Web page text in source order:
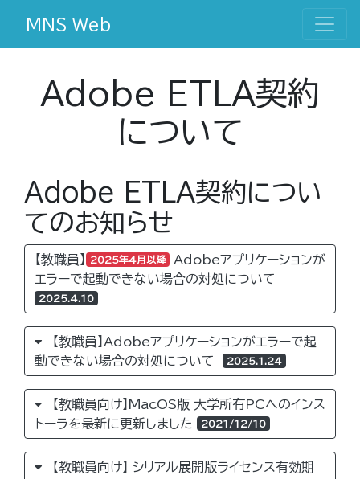
MNS Web
Adobe ETLA契約
について
Adobe ETLA契約につい
てのお知らせ
【教職員】 2025年4月以降
Adobeアプリケーションが
エラーで起動できない場合の対処について
2025.4.10
【教職員】Adobeアプリケーションがエラーで起
動できない場合の対処について
2025.1.24
【教職員向け】MacOS版 大学所有PCへのインス
トーラを最新に更新しました
2021/12/10
【教職員向け】 シリアル展開版ライセンス有効期